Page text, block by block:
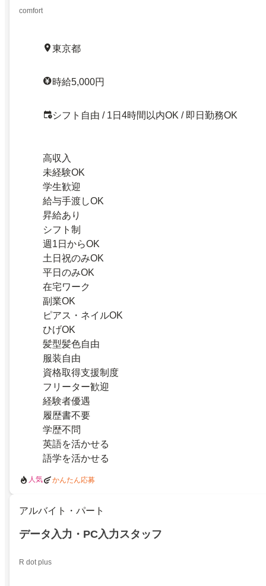
comfort
東京都
時給5,000円
シフト自由 / 1日4時間以内OK / 即日勤務OK
高収入
未経験OK
学生歓迎
給与手渡しOK
昇給あり
シフト制
週1日からOK
土日祝のみOK
平日のみOK
在宅ワーク
副業OK
ピアス・ネイルOK
ひげOK
髪型髪色自由
服装自由
資格取得支援制度
フリーター歓迎
経験者優遇
履歴書不要
学歴不問
英語を活かせる
語学を活かせる
人気 かんたん応募
アルバイト・パート
データ入力・PC入力スタッフ
R dot plus